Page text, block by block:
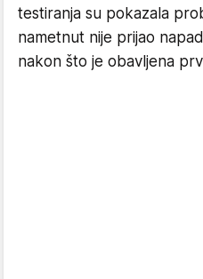
testiranja su pokazala
nametnut nije prijao
nakon što je obavljena